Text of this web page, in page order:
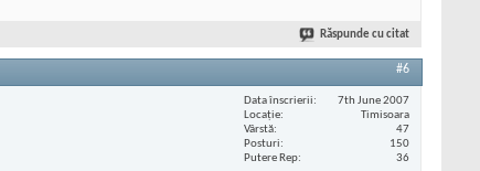
Răspunde cu citat
#6
Data înscrierii
7th June 2007
Locaţie
Timisoara
Vârstă
47
Posturi
150
Putere Rep
36